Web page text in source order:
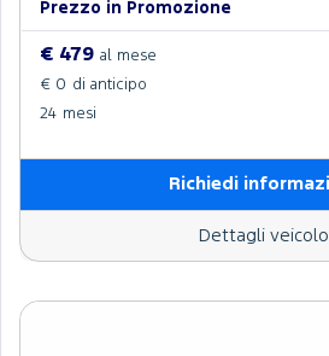
Prezzo in Promozione
€ 479 al mese
€ 0 di anticipo
24 mesi
Richiedi
Dettagli veicolo